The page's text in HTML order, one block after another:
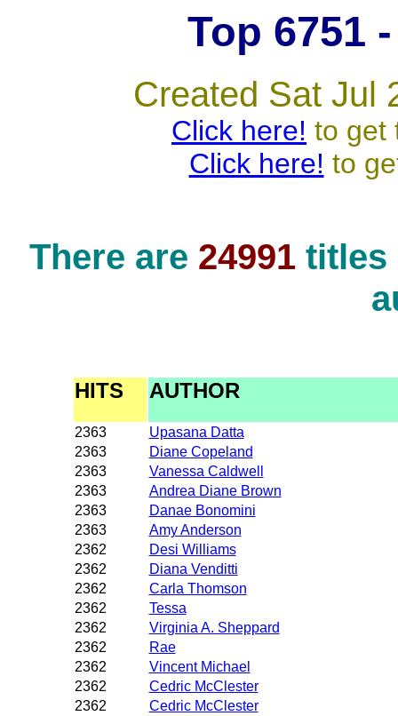
Top 6751
Created Sat Jul
Click here! to get
Click here! to
There are 24991titles
HITS AUTHOR
2363
Upasana Datta
2363
Diane Copeland
2363
Vanessa Caldwell
2363
Andrea Diane Brown
2363
Danae Bonomini
2363
Amy Anderson
2362
Desi Williams
2362
Diana Venditti
2362
Carla Thomson
2362
Tessa
2362
Virginia A. Sheppard
2362
Rae
2362
Vincent Michael
2362
Cedric McClester
2362
Cedric McClester